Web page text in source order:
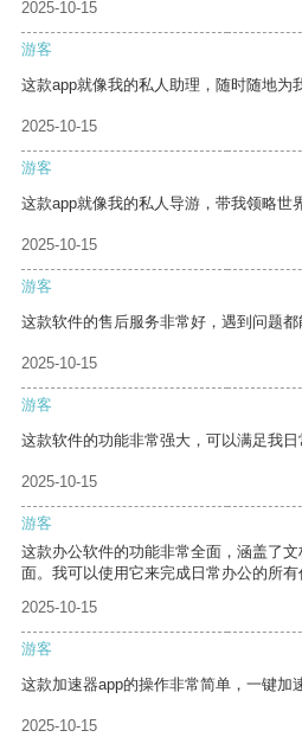
2025-10-15
游客
这款app就像我的私人助理，随时随地为
2025-10-15
游客
这款app就像我的私人导游，带我领略世
2025-10-15
游客
这款软件的售后服务非常好，遇到问题都
2025-10-15
游客
这款软件的功能非常强大，可以满足我日
2025-10-15
游客
这款办公软件的功能非常全面，涵盖了
面。我可以使用它来完成日常办公的所有
2025-10-15
游客
这款加速器app的操作非常简单，一键加
2025-10-15